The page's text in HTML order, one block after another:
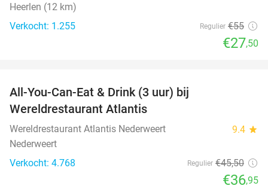
Heerlen (12 km)
Verkocht: 1.255
Regulier €55
€27,50
All-You-Can-Eat & Drink (3 uur) bij
Wereldrestaurant Atlantis
Wereldrestaurant Atlantis Nederweert 9.4 star
Nederweert
Verkocht: 4.768
Regulier €45,50
€36,95